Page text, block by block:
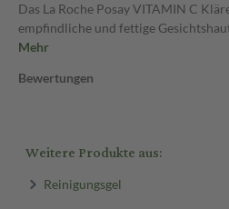
Das La Roche Posay VITAMIN C
empfindliche und fettige
Mehr
Bewertungen
Weitere Produkte aus:
Reinigungsgel